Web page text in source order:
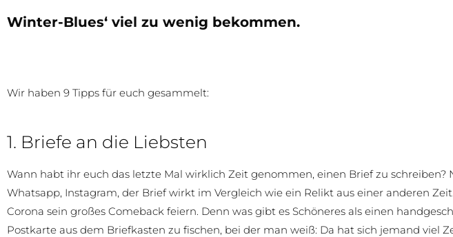
Winter-Blues‘ viel zu wenig bekommen.
Wir haben 9 Tipps für euch gesammelt:
1. Briefe an die Liebsten
Wann habt ihr euch das letzte Mal wirklich Zeit genommen, einen Brief zu schreiben?
Whatsapp, Instagram, der Brief wirkt im Vergleich wie ein Relikt aus einer anderen
Corona sein großes Comeback feiern. Denn was gibt es Schöneres als einen
Postkarte aus dem Briefkasten zu fischen, bei der man weiß: Da hat sich jemand viel